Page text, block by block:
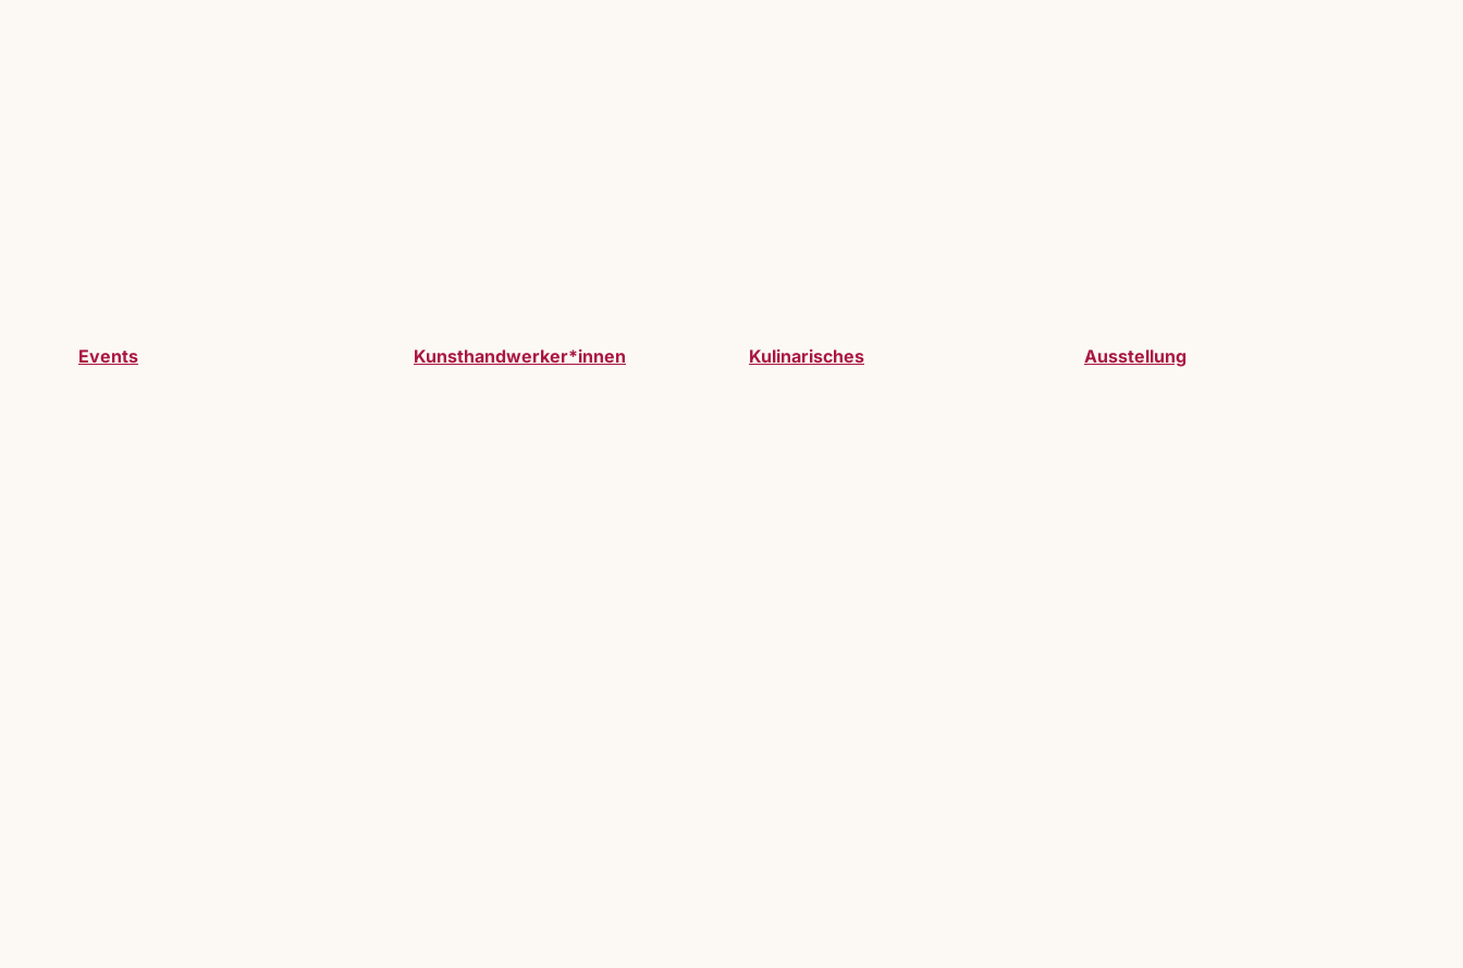
Events Kunsthandwerker*innen Kulinarisches Ausstellung